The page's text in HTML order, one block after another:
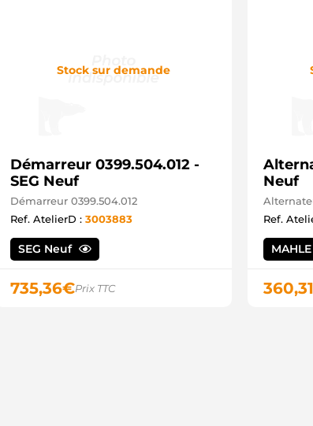
Stock sur demande
Démarreur 0399.504.012 -
SEG Neuf
Démarreur 0399.504.012
Ref. AtelierD : 3003883
SEG Neuf
735,36€Prix TTC
Neuf
Ref.
360,31